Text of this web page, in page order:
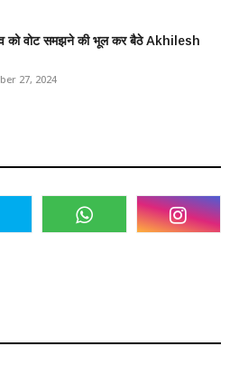
को वोट समझने की भूल कर बैठे Akhilesh
27, 2024